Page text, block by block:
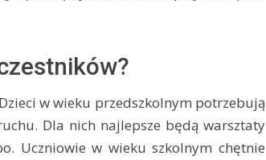
w wieku przedszkolnym potrzebują
Dla nich najlepsze będą warsztaty
Uczniowie w wieku szkolnym chętnie